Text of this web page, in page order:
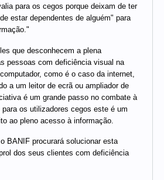
para os cegos porque deixam de ter
estar dependentes de alguém" para
que desconhecem a plena
pessoas com deficiência visual na
como é o caso da internet,
a um leitor de ecrã ou ampliador de
é um grande passo no combate à
os utilizadores cegos este é um
ao pleno acesso à informação.
BANIF procurará solucionar esta
dos seus clientes com deficiência